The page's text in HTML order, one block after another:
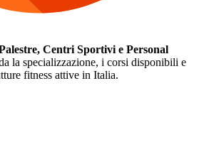
Centri Sportivi e Personal
la specializzazione, i corsi disponibili e
fitness attive in Italia.